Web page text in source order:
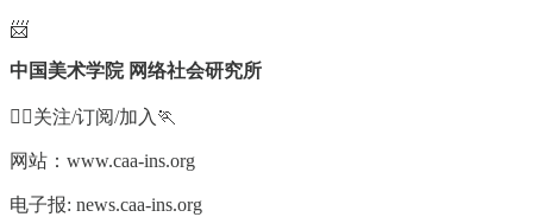
📨
中国美术学院 网络社会研究所
🏃‍♀️关注/订阅/加入🏃
网站：www.caa-ins.org
电子报: news.caa-ins.org